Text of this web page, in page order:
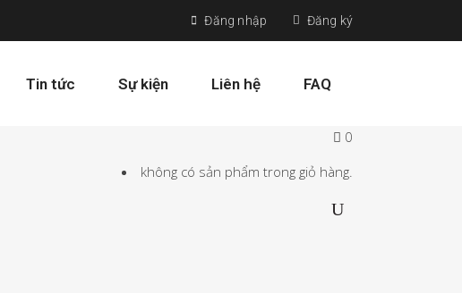
Đăng nhập Đăng ký
Tin tức Sự kiện Liên hệ FAQ
0
không có sản phẩm trong giỏ hàng.